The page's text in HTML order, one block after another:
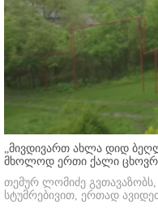
„მივდივართ ახლა დიდ
მხოლოდ ერთი ქალი
თემურ ლომიძე
სტუმრებივით, ერთად